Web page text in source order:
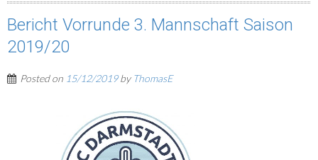
Bericht Vorrunde 3. Mannschaft Saison
2019/20
Posted on 15/12/2019by ThomasE